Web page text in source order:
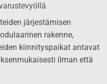
järjestämisen
rakenne,
kiinnityspaikat antavat
ilman että